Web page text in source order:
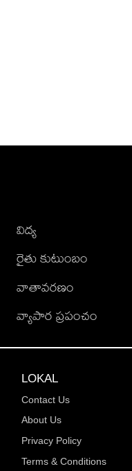
విద్య
రైతు కుటుంబం
వాతావరణం
వ్యాపార ప్రపంచం
LOKAL
Contact Us
About Us
Privacy Policy
Terms & Conditions